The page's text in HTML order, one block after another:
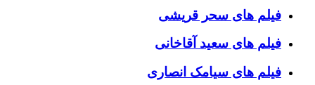
فیلم های سحر قریشی
فیلم های سعید آقاخانی
فیلم های سیامک انصاری